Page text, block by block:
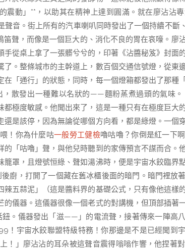
震動」**，以助其在精神上達到圓滿。就在廖沾沾
聲音。街上所有的汽車喇叭同時發出了一個持續不
聲，而像是一個巨大的、消化不良的胃在哀嚎。廖
從桌上拿了一張髒兮兮的，印著《沾醬秘笈》封面
。整條城市的主幹道上，數百個交通信號燈，從東
「通行」的狀態，同時，每一個燈箱都發出了那種
，散發出一種難以名狀的——麵粉蒸煮過頭的氣味
極度敏感。他聞出來了，這是一種只有在極度巨大
是該停，因為無論從哪個方向看，都是綠燈。一個
！你為什麼咕一般勞工健檢嚕咕嚕？你倒是紅一下
「咕嚕」聲，與他兒時聽到的家傳預言不謀而合。
罩，且燈號恒綠、聲如湯沸時，便是宇宙水餃臨界
廚，打開了一個藏在舊冰櫃後面的暗門。暗門裡放
五蒜泥」（這是醬料界的基礎公式，只有像他這樣
儀器。這儀器很像一個老式的對講機，但頂部插著
鈕。儀器發出「滋——」的電流聲，接著傳來一陣高
！宇宙水餃聯盟特級特務！你那邊是不是已經聞到
！」廖沾沾的耳朵被這聲音震得嗡嗡作響，他捏著